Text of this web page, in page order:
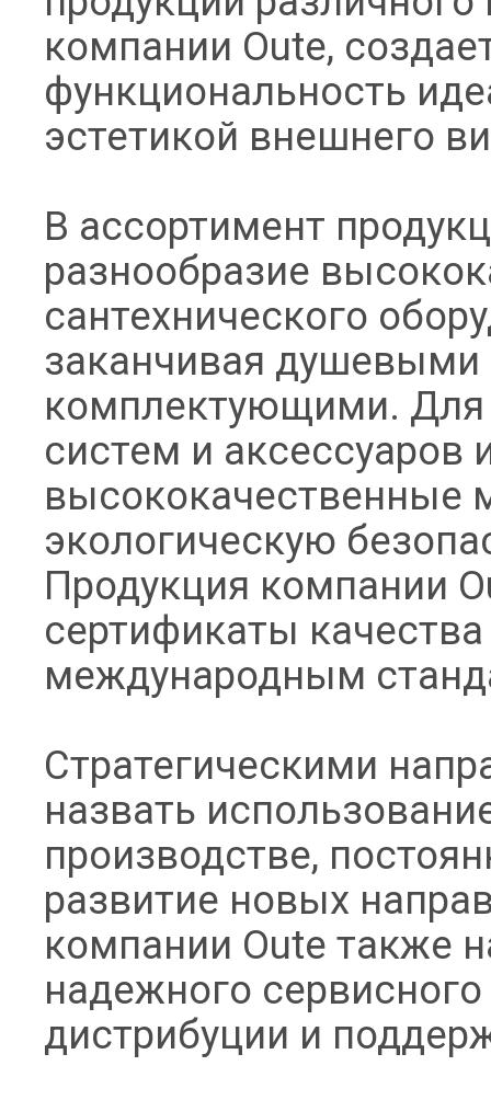
компании Oute,
функциональность
эстетикой внешнего
В ассортимент
разнообразие
сантехнического
заканчивая
комплектующими. Для
систем и аксессуаров
высококачественные
экологическую
Продукция компании
сертификаты
международным
Стратегическими
назвать
производстве,
развитие новых
компании Oute также
надежного
дистрибуции и